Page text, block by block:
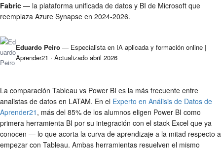
Fabric — la plataforma unificada de datos y BI de Microsoft que
reemplaza Azure Synapse en 2024-2026.
Eduardo Peiro — Especialista en IA aplicada y formación online |
Aprender21 · Actualizado abril 2026
La comparación Tableau vs Power BI es la más frecuente entre
analistas de datos en LATAM. En el Experto en Análisis de Datos de
Aprender21 , más del 85% de los alumnos eligen Power BI como
primera herramienta BI por su integración con el stack Excel que ya
conocen — lo que acorta la curva de aprendizaje a la mitad respecto a
empezar con Tableau. Ambas herramientas resuelven el mismo